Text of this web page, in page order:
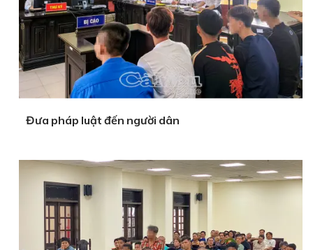
Đưa pháp luật đến người dân